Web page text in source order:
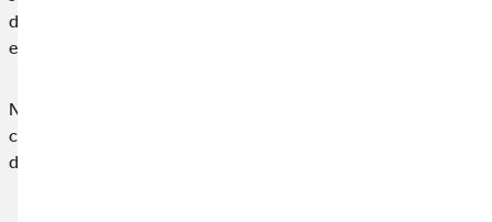
deportivo por su compromiso en la lucha contra esta
enfermedad.
Nuestra participación en esta iniciativa nace desde la
convicción de que las empresas también tenemos un papel que
desempeñar en el apoyo a causas sociales,…